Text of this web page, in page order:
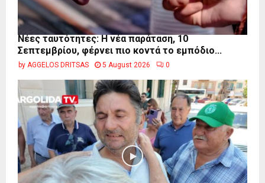
Νέες ταυτότητες: Η νέα παράταση, 10
Σεπτεμβρίου, φέρνει πιο κοντά το εμπόδιο...
by AGGELOS DRITSAS 5 August 2026 0